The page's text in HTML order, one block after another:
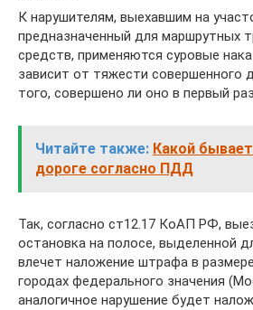
К нарушителям, выехавшим на
предназначенный для маршрутных
средств, применяются суровые
зависит от тяжести совершенного
того, совершено ли оно в первый
Читайте также: Какой
дороге согласно ПДД
Так, согласно ст12.17 КоАП РФ,
остановка на полосе, выделенной
влечет наложение штрафа в
городах федерального значения
аналогичное нарушение будет